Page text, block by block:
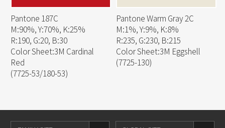
Pantone 187C
M:90%, Y:70%, K:25%
R:190, G:20, B:30
Color Sheet:3M Cardinal
Red
(7725-53/180-53)
Pantone Warm Gray 2C
M:1%, Y:9%, K:8%
R:235, G:230, B:215
Color Sheet:3M Eggshell
(7725-130)